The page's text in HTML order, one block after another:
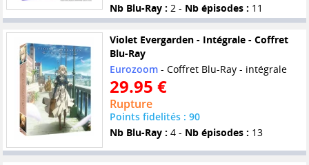
Nb Blu-Ray : 2 - Nb épisodes : 11
Violet Evergarden - Intégrale - Coffret
Blu-Ray
Eurozoom- Coffret Blu-Ray - intégrale
29.95 €
Rupture
Points fidelités : 90
Nb Blu-Ray : 4 - Nb épisodes : 13